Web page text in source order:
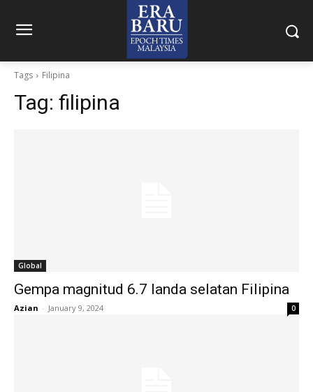
Tags Filipina
Tag: filipina
Global
Gempa magnitud 6.7 landa selatan Filipina
Azian - January 9, 2024 0